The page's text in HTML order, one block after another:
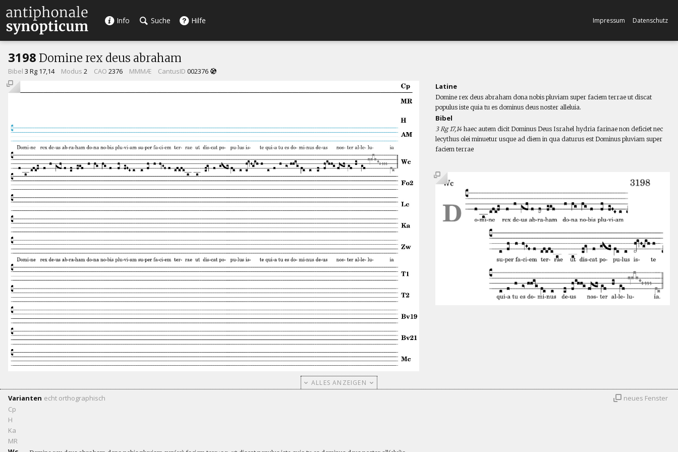
Info Suche Hilfe Impressum Datenschutz
3198 Domine rex deus abraham
Bibel 3 Rg 17,14 Modus 2 CAO 2376 MMMÆ CantusID 002376
Latine
Domine rex deus abraham dona nobis pluviam super faciem terrae ut discat
populus iste quia tu es dominus deus noster alleluia.
Bibel
3 Rg 17,14haec autem dicit Dominus Deus Israhel hydria farinae non deficiet nec
lecythus olei minuetur usque ad diem in qua daturus est Dominus pluviam super
faciem terrae
ALLES ANZEIGEN
Varianten echt orthographisch
Cp
H
Ka
MR
neues Fenster